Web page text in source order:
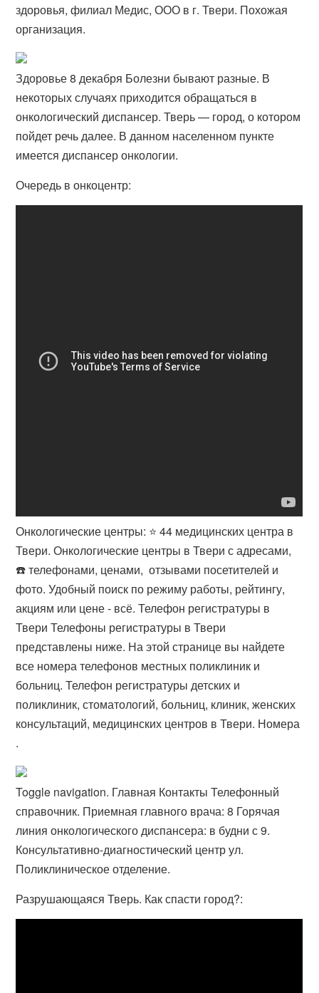
здоровья, филиал Медис, ООО в г. Твери. Похожая
организация.
Здоровье 8 декабря Болезни бывают разные. В
некоторых случаях приходится обращаться в
онкологический диспансер. Тверь — город, о котором
пойдет речь далее. В данном населенном пункте
имеется диспансер онкологии.
Очередь в онкоцентр:
Онкологические центры: ⭐️ 44 медицинских центра в
Твери. Онкологические центры в Твери с адресами,
☎️ телефонами, ценами, ️ отзывами посетителей и
фото. Удобный поиск по режиму работы, рейтингу,
акциям или цене - всё. Телефон регистратуры в
Твери Телефоны регистратуры в Твери
представлены ниже. На этой странице вы найдете
все номера телефонов местных поликлиник и
больниц. Телефон регистратуры детских и
поликлиник, стоматологий, больниц, клиник, женских
консультаций, медицинских центров в Твери. Номера
.
Toggle navigation. Главная Контакты Телефонный
справочник. Приемная главного врача: 8 Горячая
линия онкологического диспансера: в будни с 9.
Консультативно-диагностический центр ул.
Поликлиническое отделение.
Разрушающаяся Тверь. Как спасти город?: